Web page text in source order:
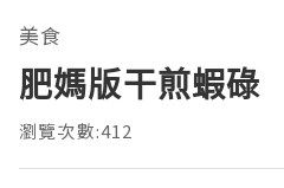
美食
肥媽版干煎蝦碌
瀏覽次數:412